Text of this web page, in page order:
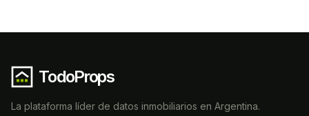
TodoProps
La plataforma líder de datos inmobiliarios en Argentina.